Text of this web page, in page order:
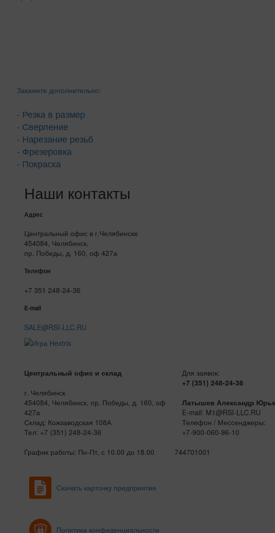
Закажите дополнительно:
- Резка в размер
- Сверление
- Нарезание резьб
- Фрезеровка
- Покраска
Наши контакты
Адрес
Центральный офис в г.Челябинске
454084, Челябинск,
пр. Победы, д. 160, оф 427а
Телефон
+7 351 248-24-36
E-mail
SALE@RSI-LLC.RU
Центральный офис и склад
г. Челябинск
454084, Челябинск, пр. Победы, д. 160, оф
427а
Склад: Кожзаводская 108А
Тел: +7 (351) 248-24-36
График работы: Пн-Пт, с 10.00 до 18.00
Для заявок:
+7 (351) 248-24-36
Латышев Александр
E-mail: M1@RSI-LLC.RU
Телефон / Мессенджеры:
+7-900-060-96-10
744701001
Скачать карточку предприятия
Политика конфиденциальности